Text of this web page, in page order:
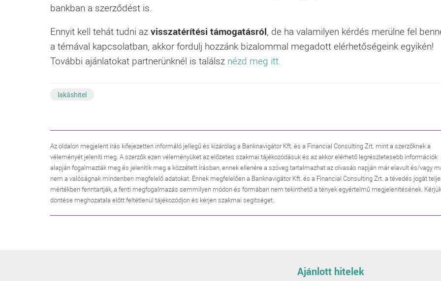
bankban a szerződést is.
Ennyit kell tehát tudni azvisszatérítési támogatásról, de ha valamilyen kérdés merülne fel
a témával kapcsolatban, akkor fordulj hozzánk bizalommal megadott elérhetőségeink egyikén!
További ajánlatokat partnerünknél is találsz nézd meg itt.
lakáshitel
Az oldalon megjelent írás kifejezetten informáló jellegű és kizárólag a Banknavigátor Kft. és a Financial Consulting Zrt. mint a szerzőknek a
véleményét jeleníti meg. A szerzők ezen véleményüket az előzetes szakmai tájékozódásuk és az akkor elérhető legrészletesebb információk
alapján fogalmazták meg és jelenítik meg a közzétett írásban, ennek ellenére a szöveg tartalmazhat az olvasás napján már elavult és/vagy
nem a valóságnak mindenben megfelelő adatokat. Ennek megfelelően a Banknavigátor Kft. és a Financial Consulting Zrt. a tévedés jogát
mértékben fenntartják, a fenti megfogalmazás semmilyen módon és formában nem tekinthető a tények egyértelmű megjelenítésének.
döntése meghozatala előtt feltétlenül tájékozódjon és kérjen szakmai segítséget.
Ajánlott hitelek